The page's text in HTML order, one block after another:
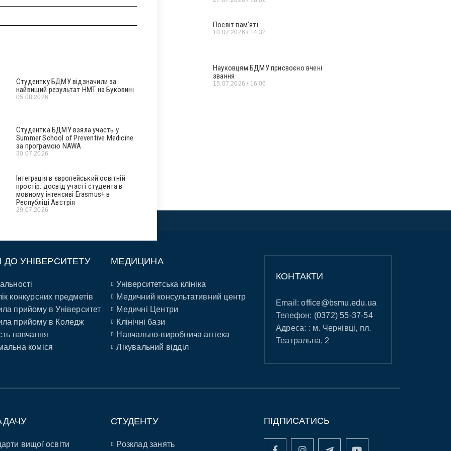
Студентку БДМУ відзначили за
найвищий результат НМТ на Буковині
05.08.2026
Студентка БДМУ взяла участь у
Summer School of Preventive Medicine
за програмою NAWA
30.07.2026
Інтеграція в європейський освітній
простір: досвід участі студента в
мовному інтенсиві Erasmus+ в
Республіці Австрія
29.07.2026
Посвіт пам’яті
10.07.2026 14:32
Науковцям БДМУ присвоєно вчені
звання
15.07.2026 16:06
ДО УНІВЕРСИТЕТУ
конкурсних предметів
прийому в Університет
прийому в Коледж
навчання
коміся
МЕДИЦИНА
Університетська клініка
Медичний консультативний центр
Медичні Центри
Клінічні бази
Навчально-виробнича аптека
Лікувальний відділ
КОНТАКТИ
Email:office@bsmu.edu.ua
Телефон: (0372) 55-37-54
Адреса: : м. Чернівці, пл.
Театральна, 2
вищої освіти
СТУДЕНТУ
Розклад занять
ПІДПИСАТИСЬ